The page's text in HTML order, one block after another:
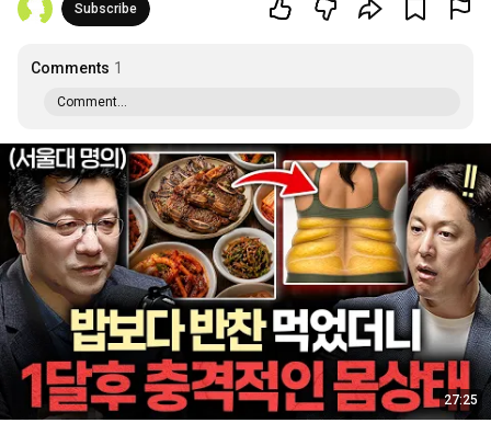
Subscribe
Comments 1
Comment...
27:25